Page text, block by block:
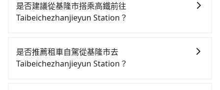
是否建議從基隆市搭乘高鐵前往
Taibeichezhanjieyun Station？
選擇，高鐵較貴、費時、轉車麻煩！南港-台北雖然一天
最多時有101班車次，從最早06:15到22:50，過了末班
是否推薦租車自駕從基隆市去
Taibeichezhanjieyun Station？